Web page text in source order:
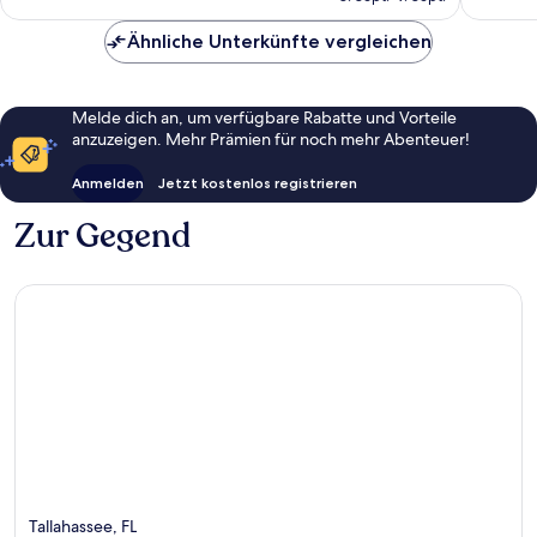
inch
Ähnliche Unterkünfte vergleichen
Melde dich an, um verfügbare Rabatte und Vorteile
anzuzeigen. Mehr Prämien für noch mehr Abenteuer!
Anmelden Jetzt kostenlos registrieren
Zur Gegend
Tallahassee, FL